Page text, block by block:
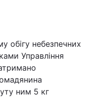
обігу небезпечних
Управління
ним 5 кг